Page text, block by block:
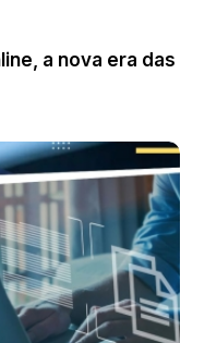
a nova era das